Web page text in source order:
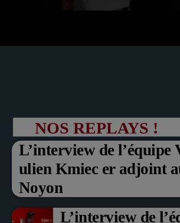
NOS REPLAYS !
L’interview de l’équipe
ulien Kmiec er adjoint
Noyon
L’interview de